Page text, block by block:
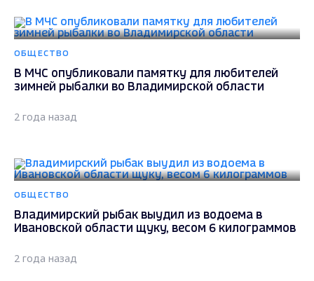
ОБЩЕСТВО
Ивановской области щуку, весом 6 килограммов
2 года назад
"Рыбалка по-владимирски": как чеснок помогает
ловить крупного карася?
2 года назад
ОБЩЕСТВО